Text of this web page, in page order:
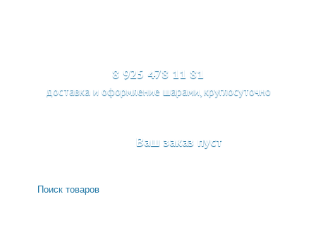
8 925 478 11 81
доставка и оформление шарами, круглосуточно
Ваш заказ пуст